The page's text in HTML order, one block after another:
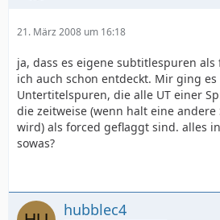
21. März 2008 um 16:18
ja, dass es eigene subtitlespuren
ich auch schon entdeckt. Mir ging
Untertitelspuren, die alle UT einer
die zeitweise (wenn halt eine andere
wird) als forced geflaggt sind. alles
sowas?
hubblec4